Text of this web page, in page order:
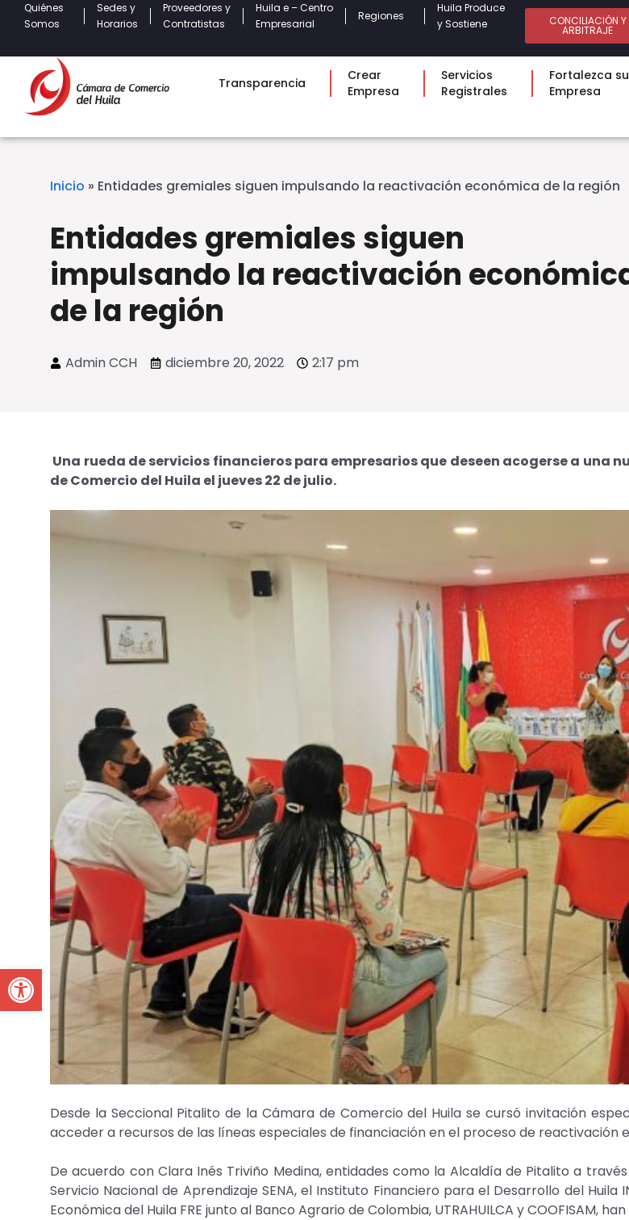
Open toolbar
Quiénes
Somos
Sedes y
Horarios
Proveedores y
Contratistas
Huila e – Centro
Empresarial
Regiones
Huila Produce
y Sostiene
CONCILIACIÓN Y
ARBITRAJE
Transparencia
Crear
Empresa
Servicios
Registrales
Fortalezca su
Empresa
Inicio » Entidades gremiales siguen impulsando la reactivación económica de la región
Entidades gremiales siguen
impulsando la reactivación
de la región
Admin CCH diciembre 20, 2022 2:17 pm
Una rueda de servicios financieros para empresarios que deseen acogerse a
de Comercio del Huila el jueves 22 de julio.
Desde la Seccional Pitalito de la Cámara de Comercio del Huila se cursó invitación
acceder a recursos de las líneas especiales de financiación en el proceso de reactivación
De acuerdo con Clara Inés Triviño Medina, entidades como la Alcaldía de Pitalito a
Servicio Nacional de Aprendizaje SENA, el Instituto Financiero para el Desarrollo del
Económica del Huila FRE junto al Banco Agrario de Colombia, UTRAHUILCA y COOFISAM,